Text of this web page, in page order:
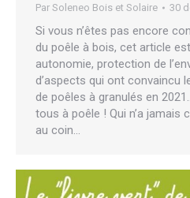
Par Soleneo Bois et Solaire 30
Si vous n’êtes pas encore
du poêle à bois, cet article
autonomie, protection de
d’aspects qui ont convaincu
de poêles à granulés en
tous à poêle ! Qui n’a jamais
au coin…